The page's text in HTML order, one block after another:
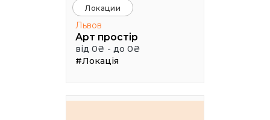
Локации
Львов
Арт простір
від 0₴ - до 0₴
#Локація